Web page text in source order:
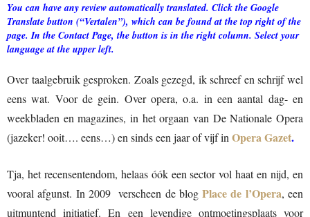
You can have any review automatically translated. Click the Google
Translate button (“Vertalen”), which can be found at the top right of the
page. In the Contact Page, the button is in the right column. Select your
language at the upper left.
Over taalgebruik gesproken. Zoals gezegd, ik schreef en schrijf wel
eens wat. Voor de gein. Over opera, o.a. in een aantal dag- en
weekbladen en magazines, in het orgaan van De Nationale Opera
(jazeker! ooit…. eens…) en sinds een jaar of vijf in Opera Gazet.
Tja, het recensentendom, helaas óók een sector vol haat en nijd, en
vooral afgunst. In 2009 verscheen de blogPlace de l’Opera, een
uitmuntend initiatief. En een levendige ontmoetingsplaats voor